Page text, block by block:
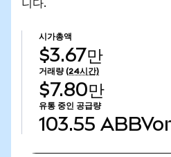
니다.
시가총액
$3.67만
거래량 (24시간)
$7.80만
유통 중인 공급량
103.55